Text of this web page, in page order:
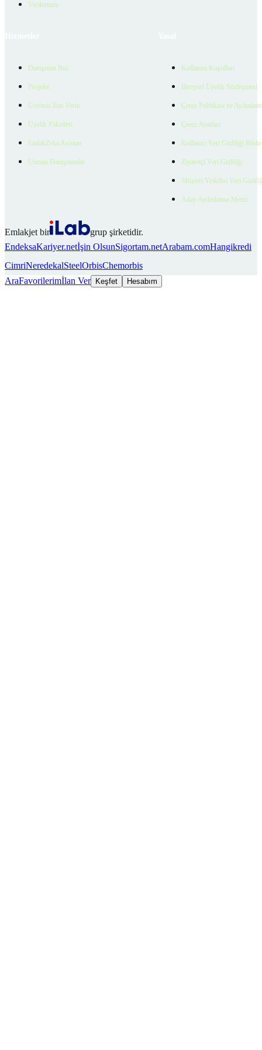
Verilerimiz
Danışman Bul
Projeler
Ücretsiz İlan Verin
Üyelik Paketleri
EmlakZeka Asistan
Uzman Danışmanlar
Kullanım Koşulları
Bireysel Üyelik Sözleşmesi
Çerez Politikası ve
Çerez Ayarları
Kullanıcı Veri Gizliliği
Ziyaretçi Veri Gizliliği
Müşteri Yetkilisi Veri
Aday Aydınlatma Metni
Emlakjet bir
grup şirketidir.
EndeksaKariyer.netİşin OlsunSigortam.netArabam.comHangikredi
CimriNeredekalSteelOrbisChemorbis
AraFavorilerimİlan Ver Keşfet Hesabım